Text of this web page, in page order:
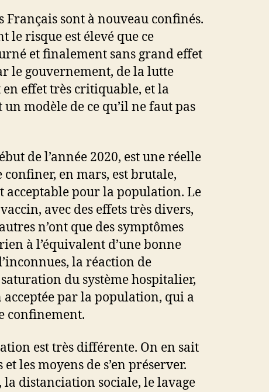
Français sont à nouveau confinés.
le risque est élevé que ce
et finalement sans grand effet
le gouvernement, de la lutte
effet très critiquable, et la
modèle de ce qu’il ne faut pas
de l’année 2020, est une réelle
en mars, est brutale,
acceptable pour la population. Le
avec des effets très divers,
n’ont que des symptômes
à l’équivalent d’une bonne
la réaction de
du système hospitalier,
acceptée par la population, qui a
confinement.
est très différente. On en sait
les moyens de s’en préserver.
la distanciation sociale, le lavage